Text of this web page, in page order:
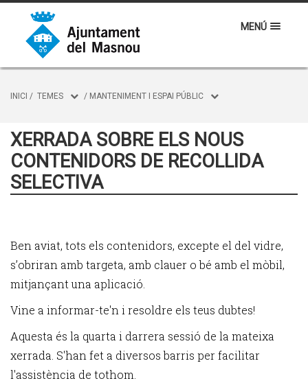
MENÚ
INICI / TEMES / MANTENIMENT I ESPAI PÚBLIC
XERRADA SOBRE ELS NOUS
CONTENIDORS DE RECOLLIDA
SELECTIVA
Ben aviat, tots els contenidors, excepte el del vidre,
s’obriran amb targeta, amb clauer o bé amb el mòbil,
mitjançant una aplicació.
Vine a informar-te'n i resoldre els teus dubtes!
Aquesta és la quarta i darrera sessió de la mateixa
xerrada. S'han fet a diversos barris per facilitar
l'assistència de tothom.